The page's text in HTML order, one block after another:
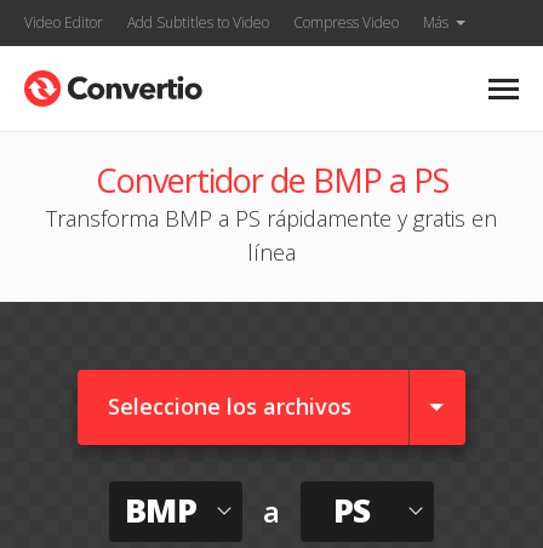
Video Editor Add Subtitles to Video Compress Video Más
Convertidor de BMP a PS
Transforma BMP a PS rápidamente y gratis en
línea
Seleccione los archivos
BMP a PS